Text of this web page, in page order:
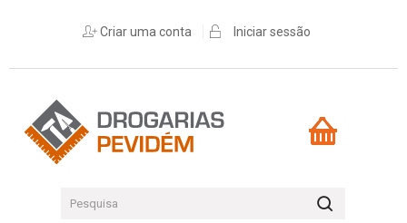
Criar uma conta Iniciar sessão